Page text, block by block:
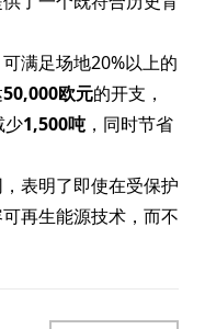
满足场地20%以上的
50,000欧元的开支，
少1,500吨 ，同时节省
表明了即使在受保护
再生能源技术，而不